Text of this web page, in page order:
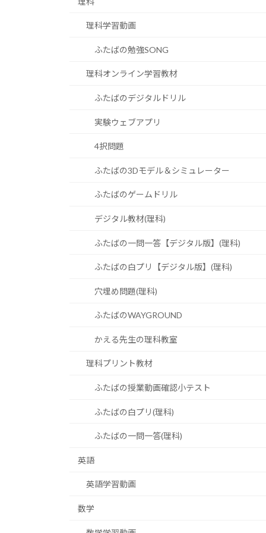
理科学習動画
ふたばの勉強SONG
理科オンライン学習教材
ふたばのデジタルドリル
実験ウェブアプリ
4択問題
ふたばの3Dモデル＆シミュレーター
ふたばのゲームドリル
デジタル教材(理科)
ふたばの一問一答【デジタル版】(理科)
ふたばの白プリ【デジタル版】(理科)
穴埋め問題(理科)
ふたばのWAYGROUND
かえる先生の理科教室
理科プリント教材
ふたばの授業動画確認小テスト
ふたばの白プリ(理科)
ふたばの一問一答(理科)
英語
英語学習動画
数学